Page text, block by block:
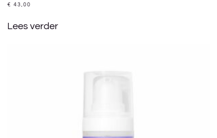
€ 43,00
Lees verder